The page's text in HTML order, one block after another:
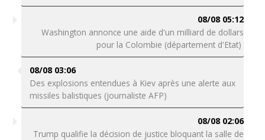
08/08 05:12
Washington annonce une aide d'un milliard de dollars
pour la Colombie (département d'Etat)
08/08 03:06
Des explosions entendues à Kiev après une alerte aux
missiles balistiques (journaliste AFP)
08/08 02:06
Trump qualifie la décision de justice bloquant la salle de